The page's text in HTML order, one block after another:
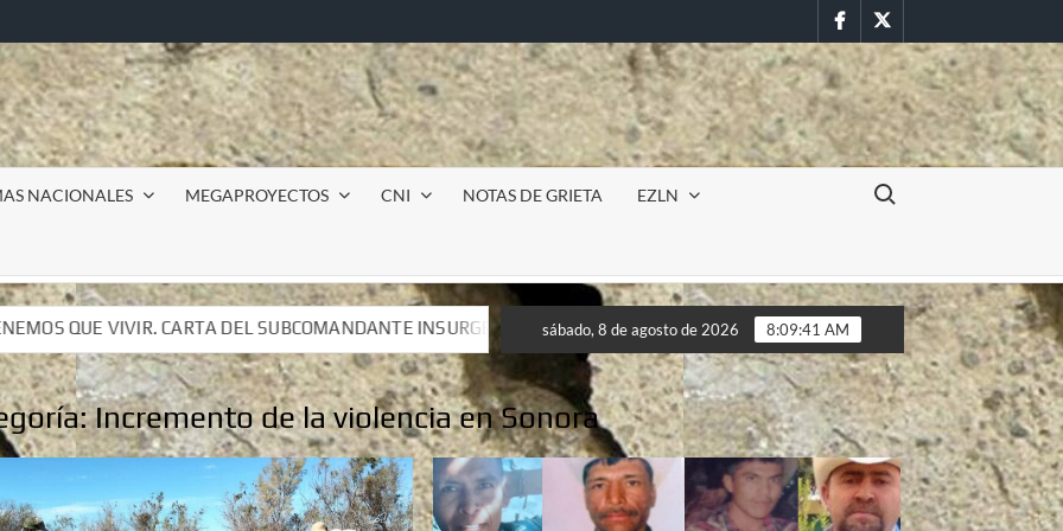
FacebookTwitter
NACIONALES MEGAPROYECTOS CNI NOTAS DE GRIETA EZLN
Buscar:
SUBCOMANDANTE INSURGENTE MOISÉS A LUIS DE TAVIRA
Incursión militar en la UAEM (Morelos) durante paro
SUBCOMANDANTE INSURGENTE MOISÉS A LUIS DE TAVIRA
Incursión militar en la UAEM (Morelos) durante paro
sábado, 8 de agosto de 2026 8:09:43 AM
Incremento de la violencia en Sonora